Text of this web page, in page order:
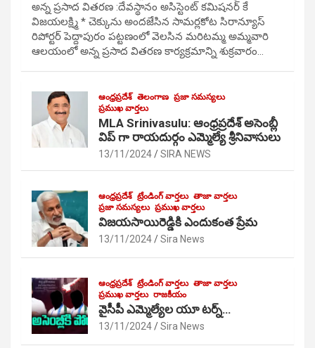
అన్న ప్రసాద వితరణ :దేవస్థానం అసిస్టెంట్ కమిషనర్ కే
విజయలక్ష్మి * చెక్కును అందజేసిన సామర్లకోట సిరాన్యూస్
రిపోర్టర్ పెద్దాపురం పట్టణంలో వెలసిన మరిటమ్మ అమ్మవారి
ఆలయంలో అన్న ప్రసాద వితరణ కార్యక్రమాన్ని శుక్రవారం…
ఆంధ్రప్రదేశ్ తెలంగాణ ప్రజా సమస్యలు
ప్రముఖ వార్తలు
MLA Srinivasulu: ఆంధ్రప్రదేశ్ అసెంబ్లీ
విప్ గా రాయదుర్గం ఎమ్మెల్యే శ్రీనివాసులు
13/11/2024 SIRA NEWS
ఆంధ్రప్రదేశ్ ట్రేండింగ్ వార్తలు తాజా వార్తలు
ప్రజా సమస్యలు ప్రముఖ వార్తలు
విజయసాయిరెడ్డికి ఎందుకంత ప్రేమ
13/11/2024 Sira News
ఆంధ్రప్రదేశ్ ట్రేండింగ్ వార్తలు తాజా వార్తలు
ప్రముఖ వార్తలు రాజకీయం
వైసీపీ ఎమ్మెల్యేల యూ టర్న్…
13/11/2024 Sira News